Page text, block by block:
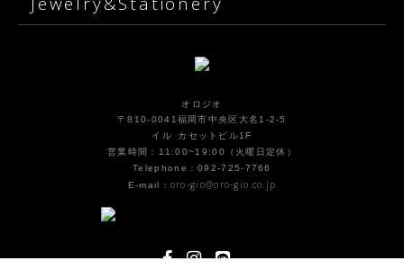
オロジオ
〒810-0041福岡市中央区大名1-2-5
イル カセットビル1F
営業時間：11:00~19:00（火曜日定休）
Telephone：092-725-7766
E-mail： oro-gio@oro-gio.co.jp